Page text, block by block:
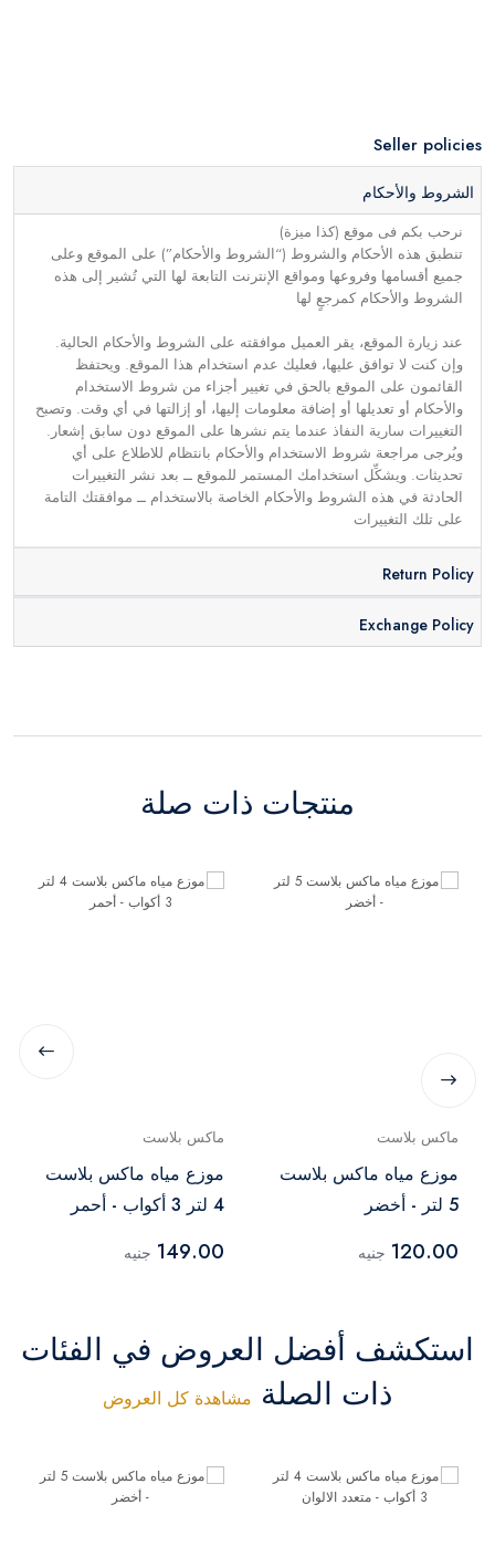
Seller policies
الشروط والأحكام
نرحب بكم فى موقع (كذا ميزة)
تنطبق هذه الأحكام والشروط (“الشروط والأحكام”) على الموقع وعلى
جميع أقسامها وفروعها ومواقع الإنترنت التابعة لها التي تُشير إلى هذه
الشروط والأحكام كمرجعٍ لها
عند زيارة الموقع، يقر العميل موافقته على الشروط والأحكام الحالية.
وإن كنت لا توافق عليها، فعليك عدم استخدام هذا الموقع. ويحتفظ
القائمون على الموقع بالحق في تغيير أجزاء من شروط الاستخدام
والأحكام أو تعديلها أو إضافة معلومات إليها، أو إزالتها في أي وقت. وتصبح
التغييرات سارية النفاذ عندما يتم نشرها على الموقع دون سابق إشعار.
ويُرجى مراجعة شروط الاستخدام والأحكام بانتظام للاطلاع على أي
تحديثات. ويشكِّل استخدامك المستمر للموقع ــ بعد نشر التغييرات
الحادثة في هذه الشروط والأحكام الخاصة بالاستخدام ــ موافقتك التامة
على تلك التغييرات
Return Policy
Exchange Policy
منتجات ذات صلة
ماكس بلاست
موزع مياه ماكس بلاست
5 لتر - أخضر
120.00 جنيه
ماكس بلاست
موزع مياه ماكس بلاست
4 لتر 3 أكواب - أحمر
149.00 جنيه
استكشف أفضل العروض في الفئات
ذات الصلة مشاهدة كل العروض